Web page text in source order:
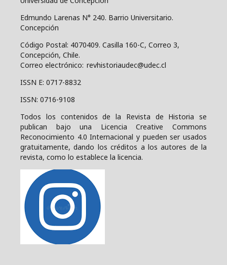
Edmundo Larenas N° 240. Barrio Universitario.
Concepción
Código Postal: 4070409. Casilla 160-C, Correo 3,
Concepción, Chile.
Correo electrónico: revhistoriaudec@udec.cl
ISSN E: 0717-8832
ISSN: 0716-9108
Todos los contenidos de la Revista de Historia se
publican bajo una
Licencia Creative Commons
Reconocimiento 4.0 Internacional y pueden ser usados
gratuitamente, dando los créditos a los autores de la
revista, como lo establece la licencia.